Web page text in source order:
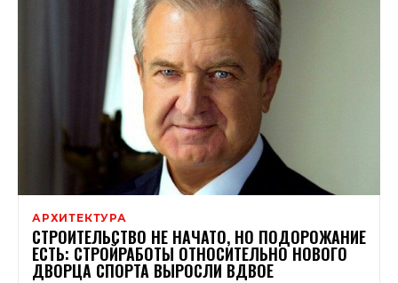
АРХИТЕКТУРА
СТРОИТЕЛЬСТВО НЕ НАЧАТО, НО ПОДОРОЖАНИЕ
ЕСТЬ: СТРОЙРАБОТЫ ОТНОСИТЕЛЬНО НОВОГО
ДВОРЦА СПОРТА ВЫРОСЛИ ВДВОЕ